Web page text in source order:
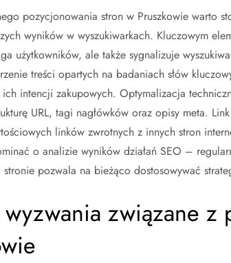
pozycjonowania stron w Pruszkowie warto
wyników w wyszukiwarkach. Kluczowym
użytkowników, ale także sygnalizuje
treści opartych na badaniach słów
intencji zakupowych. Optymalizacja
URL, tagi nagłówków oraz opisy meta.
linków zwrotnych z innych stron
o analizie wyników działań SEO –
pozwala na bieżąco dostosowywać
wyzwania związane